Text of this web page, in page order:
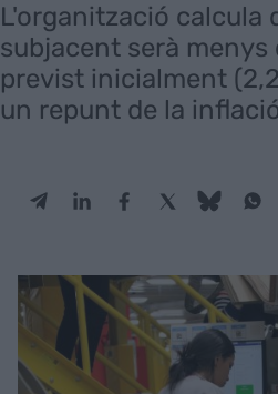
L'organització calcula
subjacent serà menys
previst inicialment
un repunt de la